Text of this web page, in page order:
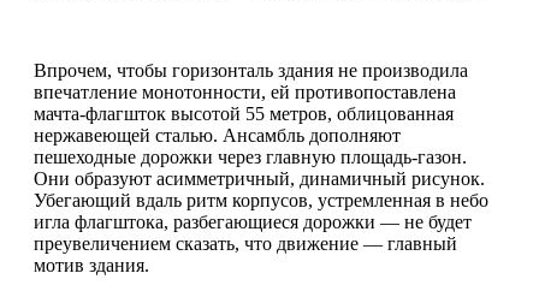
Впрочем, чтобы горизонталь здания не производила
впечатление монотонности, ей противопоставлена
мачта-флагшток высотой 55 метров, облицованная
нержавеющей сталью. Ансамбль дополняют
пешеходные дорожки через главную площадь-газон.
Они образуют асимметричный, динамичный рисунок.
Убегающий вдаль ритм корпусов, устремленная в небо
игла флагштока, разбегающиеся дорожки — не будет
преувеличением сказать, что движение — главный
мотив здания.